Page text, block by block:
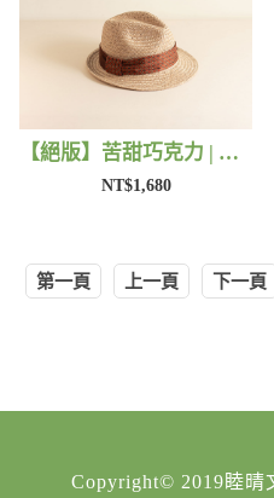
【絕版】苦甜巧克力 | 藺子X好煩小姐
NT$1,680
第一頁 上一頁 下一頁
Copyright© 2019睦晴